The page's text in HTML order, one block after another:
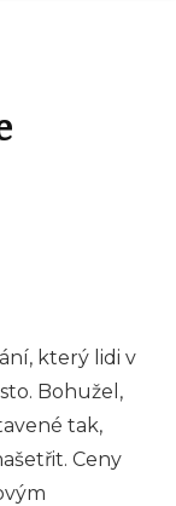
který lidi v
Bohužel,
tak,
Ceny